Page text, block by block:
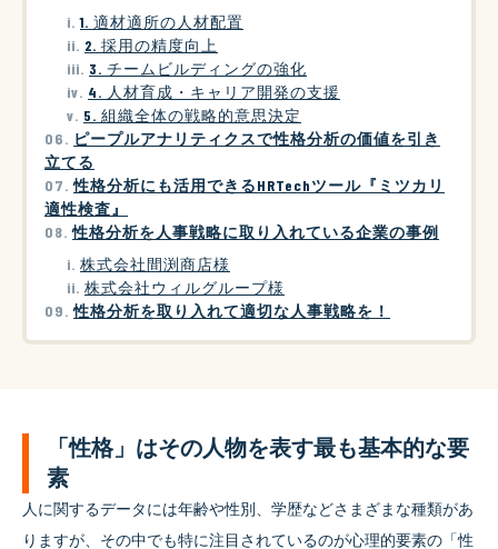
1. 適材適所の人材配置
2. 採用の精度向上
3. チームビルディングの強化
4. 人材育成・キャリア開発の支援
5. 組織全体の戦略的意思決定
ピープルアナリティクスで性格分析の価値を引き
立てる
性格分析にも活用できるHRTechツール『ミツカリ
適性検査』
性格分析を人事戦略に取り入れている企業の事例
株式会社間渕商店様
株式会社ウィルグループ様
性格分析を取り入れて適切な人事戦略を！
「性格」はその人物を表す最も基本的な要
素
人に関するデータには年齢や性別、学歴などさまざまな種類があ
りますが、その中でも特に注目されているのが心理的要素の「性